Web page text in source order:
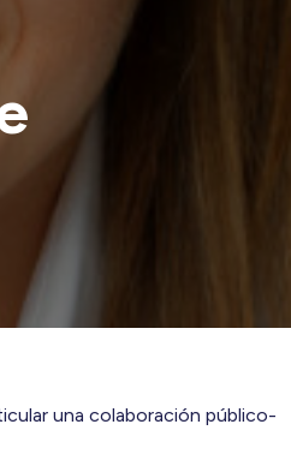
una colaboración público-